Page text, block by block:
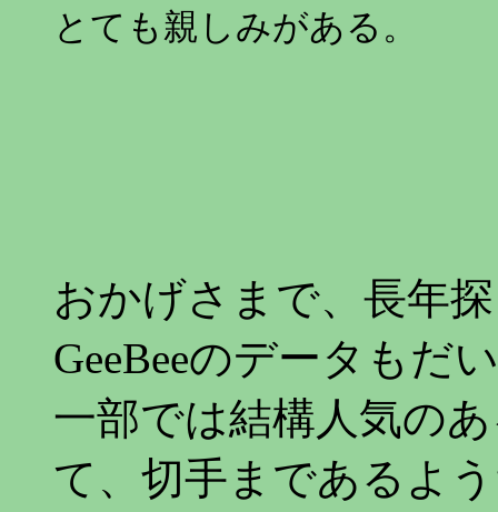
とても親しみがある。
おかげさまで、長年
GeeBeeのデータもだ
一部では結構人気の
て、切手まであるよ